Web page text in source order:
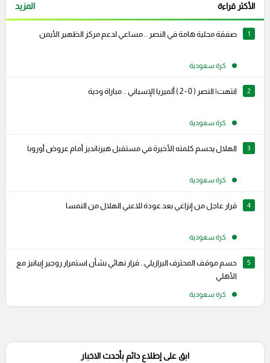
الأكثر قراءة المزيد
1 صفقة محلية هامة في النصر .. مساعي لدعم مركز الظهير الأيمن
كرة سعودية
2 انتهت| النصر ( 0 - 2 ) ألميريا الإسباني .. مباراة ودية
كرة سعودية
3 الهلال يحسم كلمته الأخيرة في مستقبل هيرنانديز أمام عروض أوروبا
كرة سعودية
4 قرار عاجل من إنزاغي بعد عودة للاعبي الهلال من النمسا
كرة سعودية
5
حسم موقف المحترف البرازيلي.. قرار نهائي بشأن استمرار روجير إيبانيز مع
الأهلي
كرة سعودية
ابق على إطلاع دائم بأحدث الاخبار